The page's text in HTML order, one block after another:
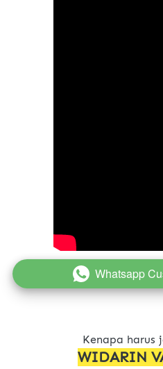
` Whatsapp
Kenapa harus
WIDARIN